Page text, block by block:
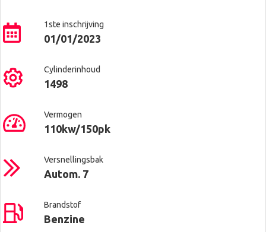
1ste inschrijving
01/01/2023
Cylinderinhoud
1498
Vermogen
110kw/150pk
Versnellingsbak
Autom. 7
Brandstof
Benzine